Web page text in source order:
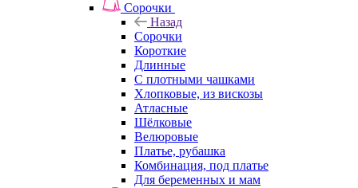
Сорочки
Назад
Сорочки
Короткие
Длинные
С плотными чашками
Хлопковые, из вискозы
Атласные
Шёлковые
Велюровые
Платье, рубашка
Комбинация, под платье
Для беременных и мам